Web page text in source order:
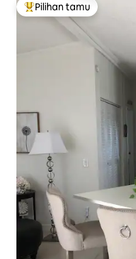
Pilihan tamu terpopuler
Pilihan tamu